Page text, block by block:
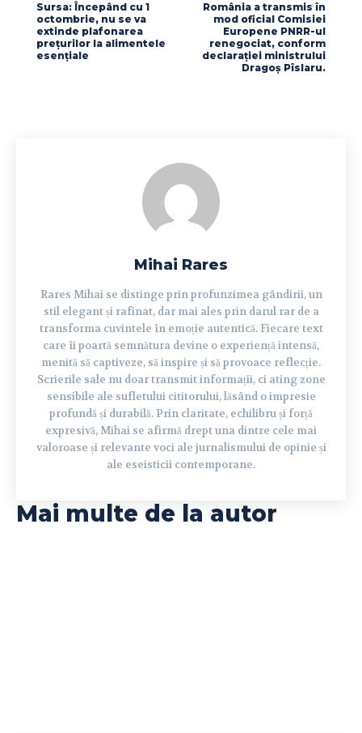
Sursa: Începând cu 1
octombrie, nu se va
extinde plafonarea
prețurilor la alimentele
esențiale
România a transmis în
mod oficial Comisiei
Europene PNRR-ul
renegociat, conform
declarației ministrului
Dragoș Pîslaru.
Mihai Rares
Rares Mihai se distinge prin profunzimea gândirii, un
stil elegant și rafinat, dar mai ales prin darul rar de a
transforma cuvintele în emoție autentică. Fiecare text
care îi poartă semnătura devine o experiență intensă,
menită să captiveze, să inspire și să provoace reflecție.
Scrierile sale nu doar transmit informații, ci ating zone
sensibile ale sufletului cititorului, lăsând o impresie
profundă și durabilă. Prin claritate, echilibru și forță
expresivă, Mihai se afirmă drept una dintre cele mai
valoroase și relevante voci ale jurnalismului de opinie și
ale eseisticii contemporane.
Mai multe de la autor